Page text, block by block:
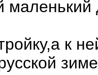
к